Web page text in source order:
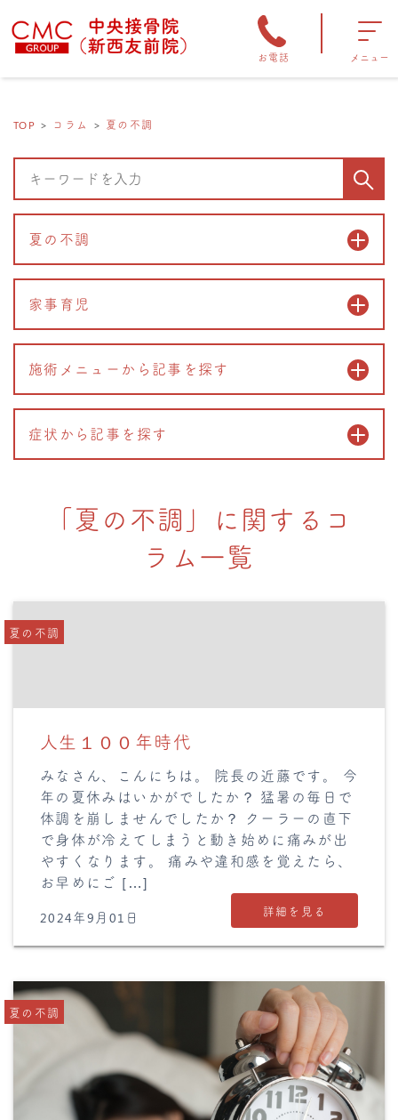
お電話 メニュー
TOP コラム 夏の不調
夏の不調
家事育児
施術メニューから記事を探す
症状から記事を探す
「夏の不調」に関するコ
ラム一覧
人生１００年時代
みなさん、こんにちは。 院長の近藤です。 今
年の夏休みはいかがでしたか？ 猛暑の毎日で
体調を崩しませんでしたか？ クーラーの直下
で身体が冷えてしまうと動き始めに痛みが出
やすくなります。 痛みや違和感を覚えたら、
お早めにご […]
2024年9月01日 詳細を見る
夏の不調
夏の不調